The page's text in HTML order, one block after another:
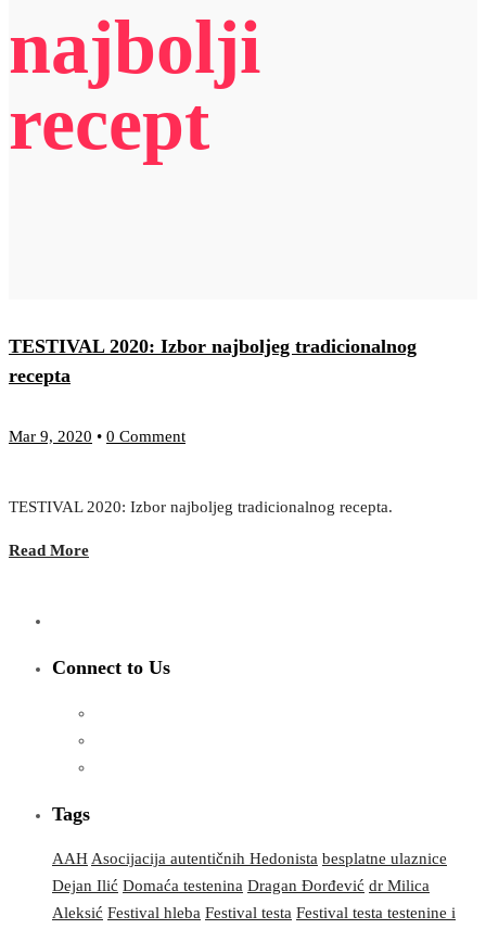
najbolji
recept
TESTIVAL 2020: Izbor najboljeg tradicionalnog
recepta
Mar 9, 2020 • 0 Comment
TESTIVAL 2020: Izbor najboljeg tradicionalnog recepta.
Read More
Connect to Us
Tags
AAHAsocijacija autentičnih Hedonista besplatne ulaznice
Dejan Ilić Domaća testenina Dragan Đorđević dr Milica
Aleksić Festival hleba Festival testa Festival testa testenine i